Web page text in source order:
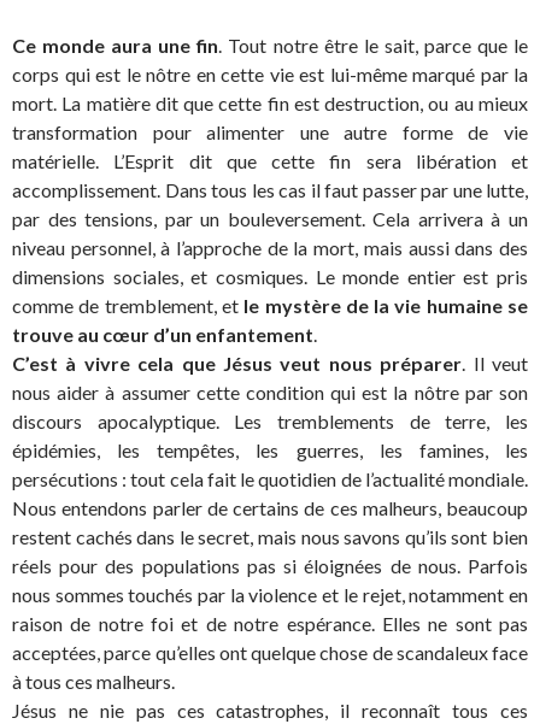
Ce monde aura une fin. Tout notre être le sait, parce que le
corps qui est le nôtre en cette vie est lui-même marqué par la
mort. La matière dit que cette fin est destruction, ou au mieux
transformation pour alimenter une autre forme de vie
matérielle. L’Esprit dit que cette fin sera libération et
accomplissement. Dans tous les cas il faut passer par une lutte,
par des tensions, par un bouleversement. Cela arrivera à un
niveau personnel, à l’approche de la mort, mais aussi dans des
dimensions sociales, et cosmiques. Le monde entier est pris
comme de tremblement, et le mystère de la vie humaine se
trouve au cœur d’un enfantement.
C’est à vivre cela que Jésus veut nous préparer. Il veut
nous aider à assumer cette condition qui est la nôtre par son
discours apocalyptique. Les tremblements de terre, les
épidémies, les tempêtes, les guerres, les famines, les
persécutions : tout cela fait le quotidien de l’actualité mondiale.
Nous entendons parler de certains de ces malheurs, beaucoup
restent cachés dans le secret, mais nous savons qu’ils sont bien
réels pour des populations pas si éloignées de nous. Parfois
nous sommes touchés par la violence et le rejet, notamment en
raison de notre foi et de notre espérance. Elles ne sont pas
acceptées, parce qu’elles ont quelque chose de scandaleux face
à tous ces malheurs.
Jésus ne nie pas ces catastrophes, il reconnaît tous ces